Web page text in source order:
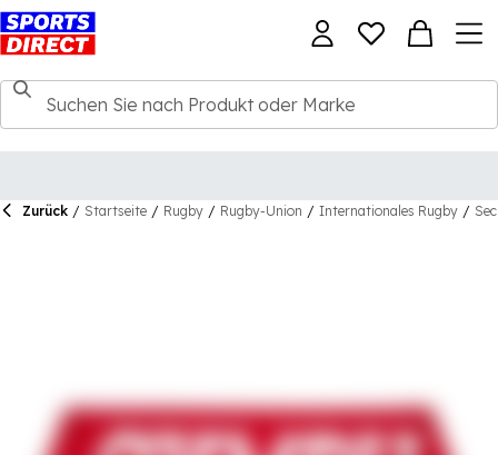
Zurück / Startseite / Rugby / Rugby-Union / Internationales Rugby /